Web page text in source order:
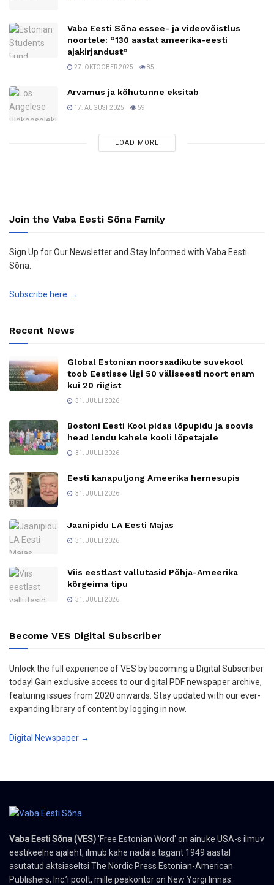
Vaba Eesti Sõna essee- ja videovõistlus
noortele: “130 aastat ameerika-eesti
ajakirjandust”
27. OKTOOBER 2025 85
Arvamus ja kõhutunne eksitab
17. AUGUST 2025 59
LOAD MORE
Join the Vaba Eesti Sõna Family
Sign Up for Our Newsletter and Stay Informed with Vaba Eesti
Sõna.
Subscribe here →
Recent News
Global Estonian noorsaadikute suvekool
toob Eestisse ligi 50 väliseesti noort enam
kui 20 riigist
31. JUULI 2026
Bostoni Eesti Kool pidas lõpupidu ja soovis
head lendu kahele kooli lõpetajale
31. JUULI 2026
Eesti kanapuljong Ameerika hernesupis
31. JUULI 2026
Jaanipidu LA Eesti Majas
31. JUULI 2026
Viis eestlast vallutasid Põhja-Ameerika
kõrgeima tipu
31. JUULI 2026
Become VES Digital Subscriber
Unlock the full experience of VES by becoming a Digital Subscriber
today! Gain exclusive access to our digital PDF newspaper archive,
featuring issues from 2020 onwards. Stay updated with our ever-
expanding library of content by logging in now.
Digital Newspaper →
Vaba Eesti Sõna (VES)'Free Estonian Word' on ainuke USA-s ilmuv
eestikeelne ajaleht, ilmub kahe nädala tagant 1949 aastal
asutatud aktsiaseltsi The Nordic Press Estonian-American
Publishers, Inc.’i poolt, mille peakontor on New Yorgi linnas.